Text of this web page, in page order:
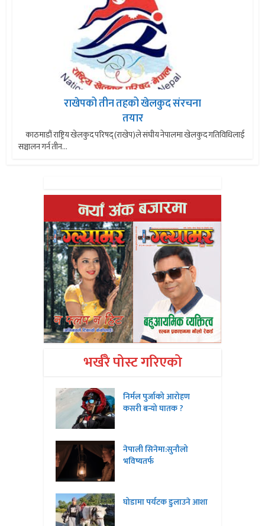
राखेपको तीन तहको खेलकुद संरचना
तयार
काठमाडौं राष्ट्रिय खेलकुद परिषद् (राखेप)ले संघीय नेपालमा खेलकुद गतिविधिलाई
सञ्चालन गर्न तीन...
भर्खरै पोस्ट गरिएको
निर्मल पुर्जाको आरोहण
कसरी बन्यो घातक ?
नेपाली सिनेमा:सुनौलो
भविष्यतर्फ
घोडामा पर्यटक डुलाउने आशा